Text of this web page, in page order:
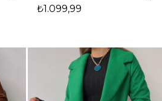
₺1.099,99